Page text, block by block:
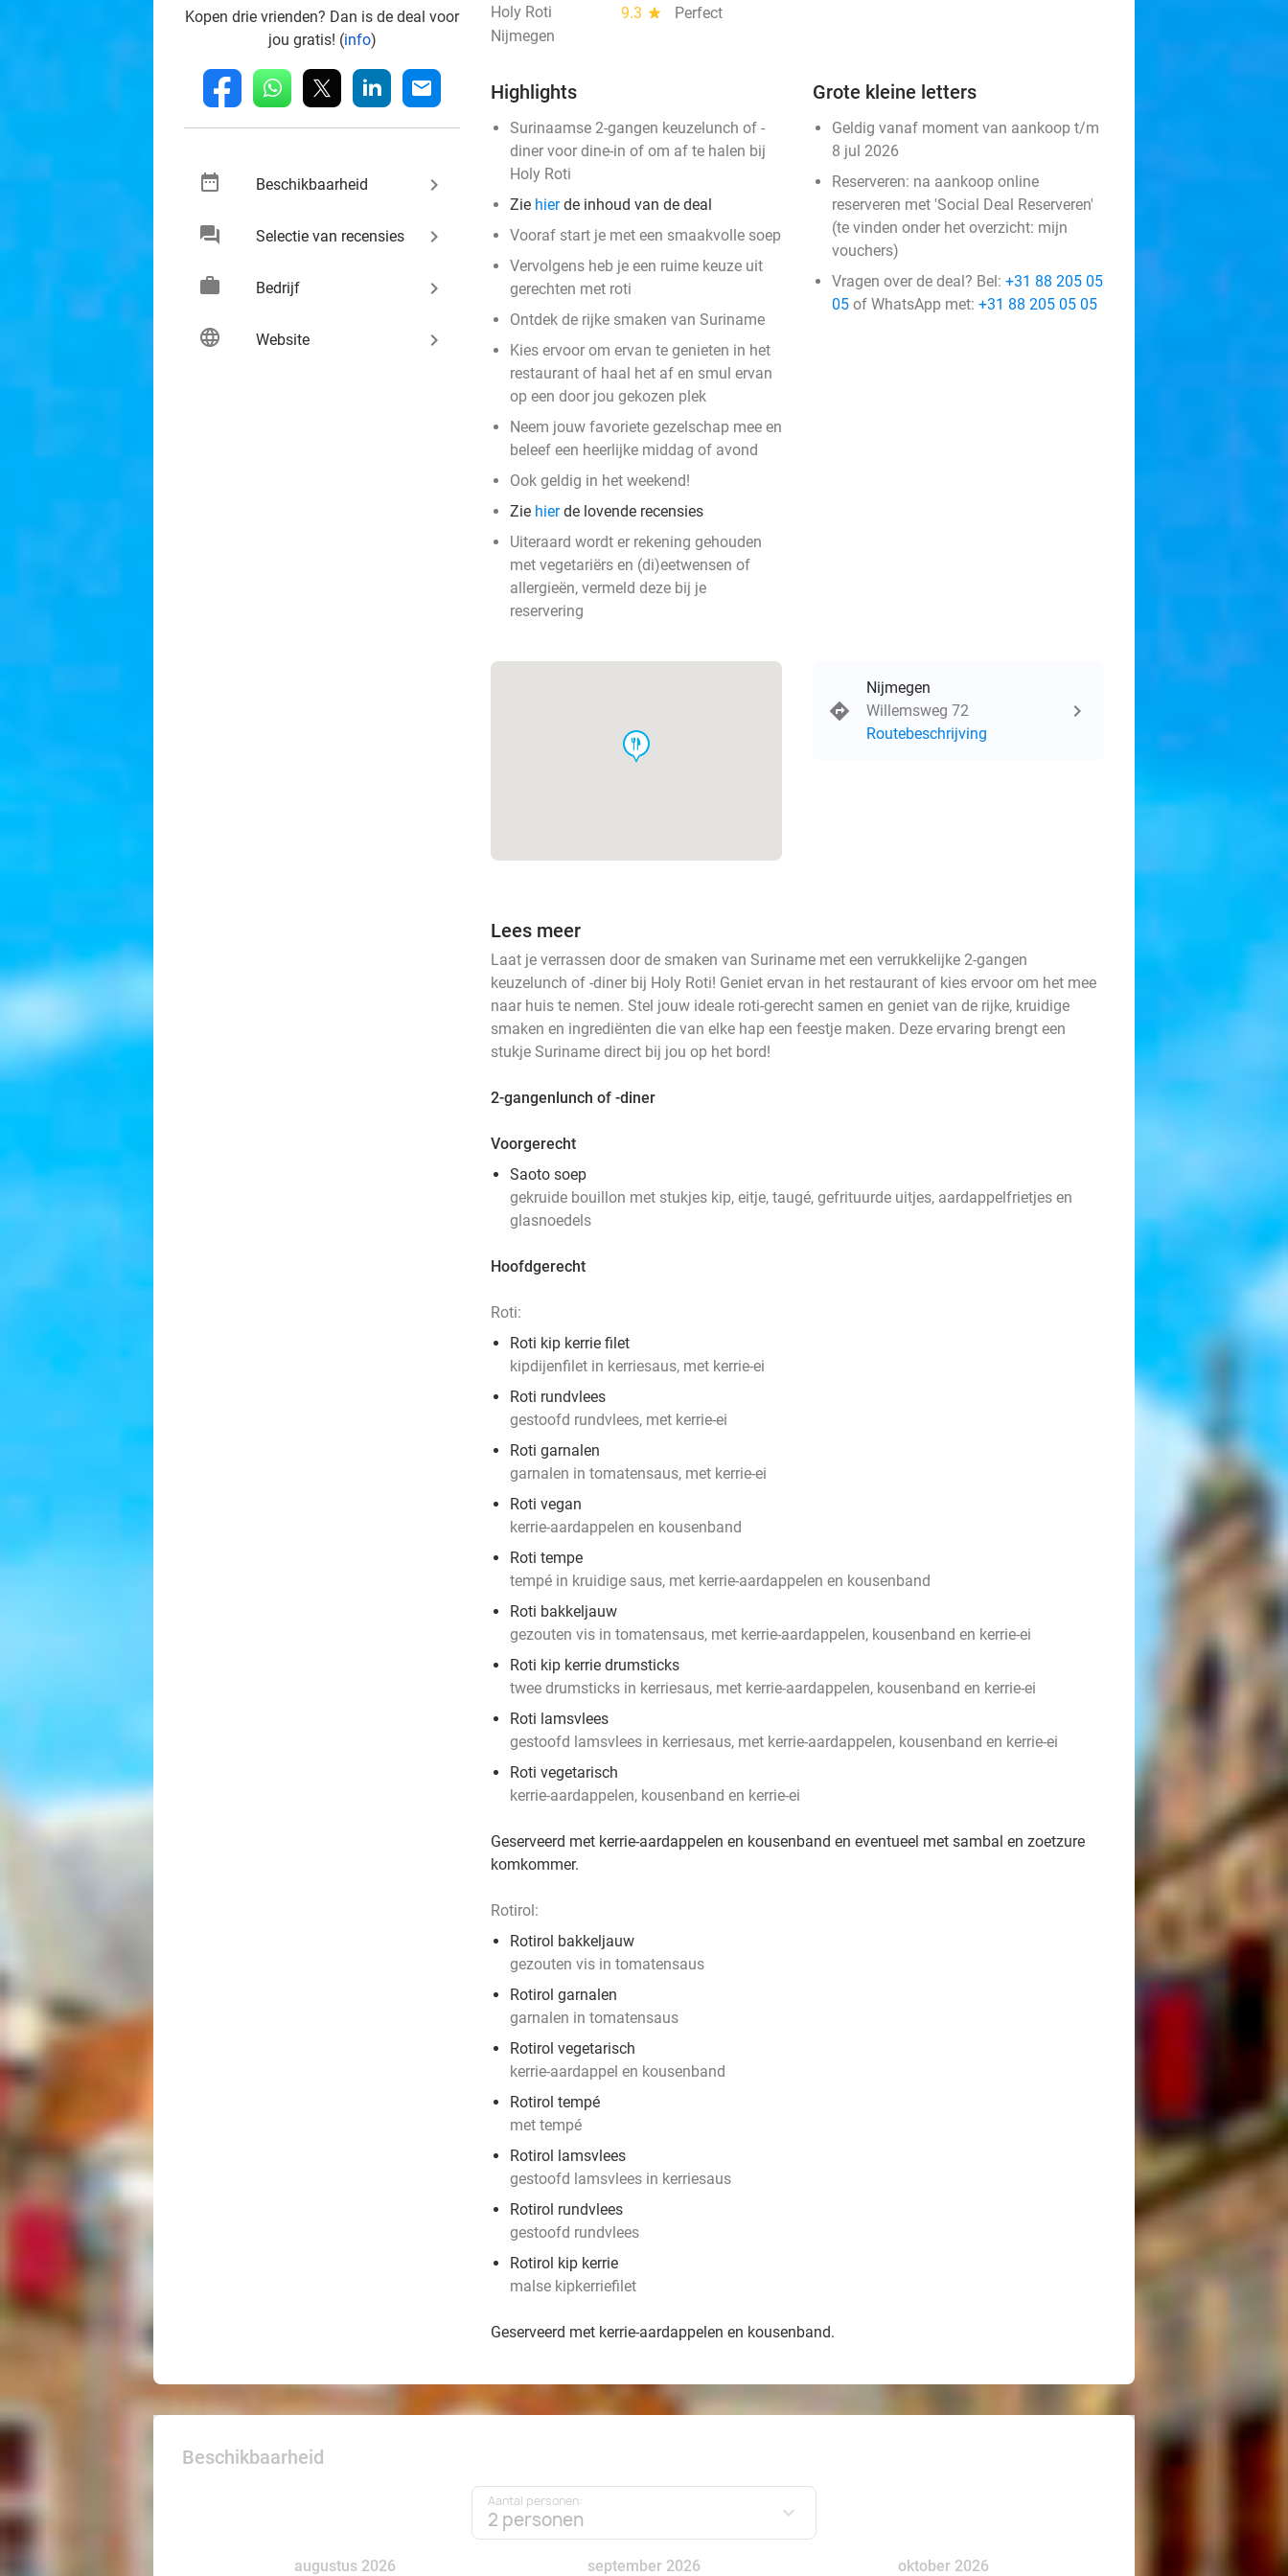
Kopen drie vrienden? Dan is de deal voor
jou gratis! (info)
fb whatsapp linkedin mail
date_range Beschikbaarheid keyboard_arrow_right
chat Selectie van recensies keyboard_arrow_right
work Bedrijf keyboard_arrow_right
language Website keyboard_arrow_right
Holy Roti 9.3 star
Perfect
Nijmegen
Highlights
Surinaamse 2-gangen keuzelunch of -
diner voor dine-in of om af te halen bij
Holy Roti
Zie hierde inhoud van de deal
Vooraf start je met een smaakvolle soep
Vervolgens heb je een ruime keuze uit
gerechten met roti
Ontdek de rijke smaken van Suriname
Kies ervoor om ervan te genieten in het
restaurant of haal het af en smul ervan
op een door jou gekozen plek
Neem jouw favoriete gezelschap mee en
beleef een heerlijke middag of avond
Ook geldig in het weekend!
Zie hierde lovende recensies
Uiteraard wordt er rekening gehouden
met vegetariërs en (di)eetwensen of
allergieën, vermeld deze bij je
reservering
Grote kleine letters
Geldig vanaf moment van aankoop t/m
8 jul 2026
Reserveren: na aankoop online
reserveren met 'Social Deal Reserveren'
(te vinden onder het overzicht: mijn
vouchers)
Vragen over de deal? Bel: +31 88 205 05
05 of WhatsApp met: +31 88 205 05 05
food
Nijmegen
Willemsweg 72
Routebeschrijving
Lees meer
Laat je verrassen door de smaken van Suriname met een verrukkelijke 2-gangen
keuzelunch of -diner bij Holy Roti! Geniet ervan in het restaurant of kies ervoor om het mee
naar huis te nemen. Stel jouw ideale roti-gerecht samen en geniet van de rijke, kruidige
smaken en ingrediënten die van elke hap een feestje maken. Deze ervaring brengt een
stukje Suriname direct bij jou op het bord!
2-gangenlunch of -diner
Voorgerecht
Saoto soep
gekruide bouillon met stukjes kip, eitje, taugé, gefrituurde uitjes, aardappelfrietjes en
glasnoedels
Hoofdgerecht
Roti:
Roti kip kerrie filet
kipdijenfilet in kerriesaus, met kerrie-ei
Roti rundvlees
gestoofd rundvlees, met kerrie-ei
Roti garnalen
garnalen in tomatensaus, met kerrie-ei
Roti vegan
kerrie-aardappelen en kousenband
Roti tempe
tempé in kruidige saus, met kerrie-aardappelen en kousenband
Roti bakkeljauw
gezouten vis in tomatensaus, met kerrie-aardappelen, kousenband en kerrie-ei
Roti kip kerrie drumsticks
twee drumsticks in kerriesaus, met kerrie-aardappelen, kousenband en kerrie-ei
Roti lamsvlees
gestoofd lamsvlees in kerriesaus, met kerrie-aardappelen, kousenband en kerrie-ei
Roti vegetarisch
kerrie-aardappelen, kousenband en kerrie-ei
Geserveerd met kerrie-aardappelen en kousenband en eventueel met sambal en zoetzure
komkommer.
Rotirol:
Rotirol bakkeljauw
gezouten vis in tomatensaus
Rotirol garnalen
garnalen in tomatensaus
Rotirol vegetarisch
kerrie-aardappel en kousenband
Rotirol tempé
met tempé
Rotirol lamsvlees
gestoofd lamsvlees in kerriesaus
Rotirol rundvlees
gestoofd rundvlees
Rotirol kip kerrie
malse kipkerriefilet
Geserveerd met kerrie-aardappelen en kousenband.
Beschikbaarheid
Aantal personen:
2 personen
augustus 2026 september 2026 oktober 2026